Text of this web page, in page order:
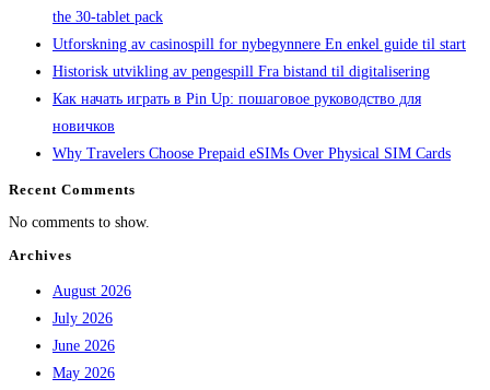
the 30-tablet pack
Utforskning av casinospill for nybegynnere En enkel guide til start
Historisk utvikling av pengespill Fra bistand til digitalisering
Как начать играть в Pin Up: пошаговое руководство для
новичков
Why Travelers Choose Prepaid eSIMs Over Physical SIM Cards
Recent Comments
No comments to show.
Archives
August 2026
July 2026
June 2026
May 2026